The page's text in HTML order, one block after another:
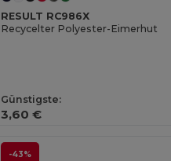
RESULT RC986X
Recycelter Polyester-Eimerhut
Günstigste:
3,60 €
-43%